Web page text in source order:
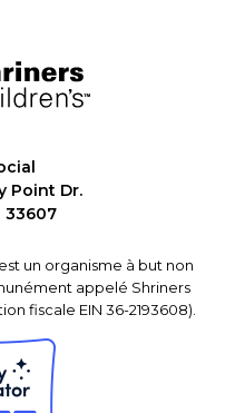
Point Dr.
33607
un organisme à but non
appelé Shriners
fiscale EIN 36-2193608).